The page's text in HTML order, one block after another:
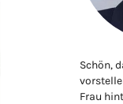
Schön,
Frau